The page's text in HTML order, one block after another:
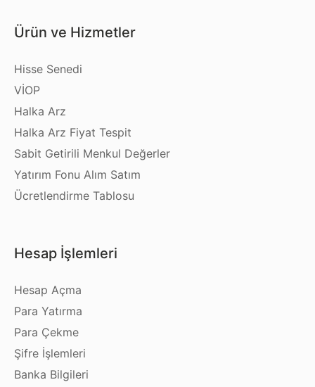
Ürün ve Hizmetler
Hisse Senedi
VİOP
Halka Arz
Halka Arz Fiyat Tespit
Sabit Getirili Menkul Değerler
Yatırım Fonu Alım Satım
Ücretlendirme Tablosu
Hesap İşlemleri
Hesap Açma
Para Yatırma
Para Çekme
Şifre İşlemleri
Banka Bilgileri